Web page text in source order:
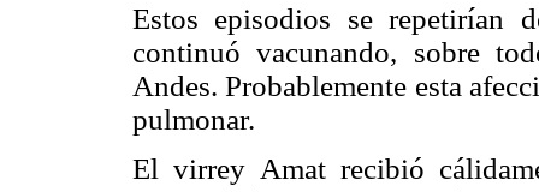
Estos episodios se repetirían
continuó vacunando, sobre
Andes. Probablemente esta
pulmonar.
El virrey Amat recibió